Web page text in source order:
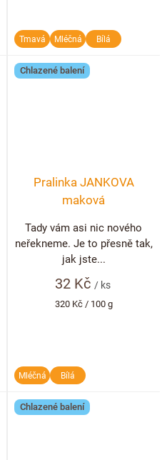
Tmavá Mléčná Bílá
Chlazené balení
Pralinka JANKOVA
maková
32 Kč / ks
Měrná
320 Kč / 100 g
Tady vám asi nic nového
neřekneme. Je to přesně tak,
jak jste...
Mléčná Bílá
Chlazené balení